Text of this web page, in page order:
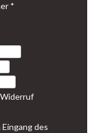
*
des